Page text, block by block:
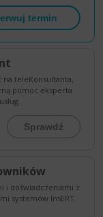
termin
na teleKonsultanta,
pomoc eksperta
Sprawdź
i doświadczeniami z
systemów InsERT.